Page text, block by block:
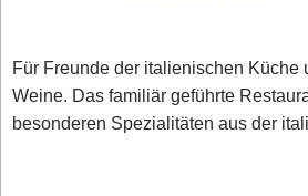
Für Freunde der italienischen Küche
Weine. Das familiär geführte
besonderen Spezialitäten aus der